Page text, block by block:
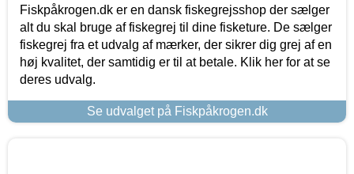
Fiskpåkrogen.dk er en dansk fiskegrejsshop der sælger
alt du skal bruge af fiskegrej til dine fisketure. De sælger
fiskegrej fra et udvalg af mærker, der sikrer dig grej af en
høj kvalitet, der samtidig er til at betale. Klik her for at se
deres udvalg.
Se udvalget på Fiskpåkrogen.dk